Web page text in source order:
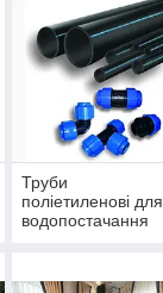
Труби
поліетиленові для
водопостачання